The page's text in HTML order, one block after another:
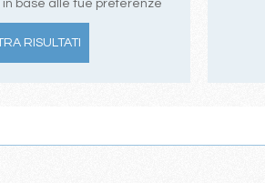
base alle tue preferenze
RISULTATI